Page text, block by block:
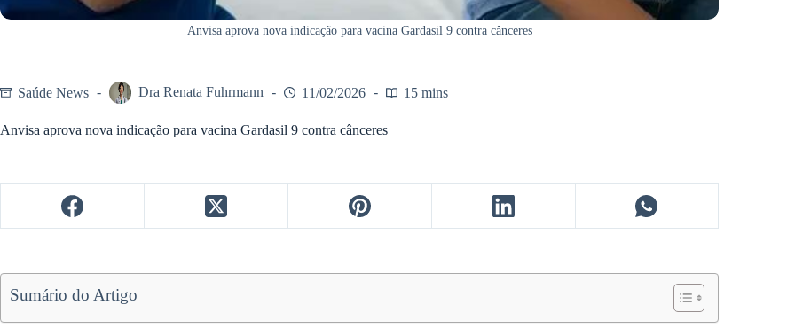
Anvisa aprova nova indicação para vacina Gardasil 9 contra cânceres
Saúde News Dra Renata Fuhrmann 11/02/2026 15 mins
Anvisa aprova nova indicação para vacina Gardasil 9 contra cânceres
Sumário do Artigo